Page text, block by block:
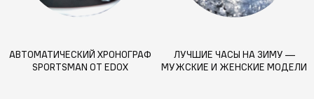
АВТОМАТИЧЕСКИЙ ХРОНОГРАФ
SPORTSMAN ОТ EDOX
ЛУЧШИЕ ЧАСЫ НА ЗИМУ —
МУЖСКИЕ И ЖЕНСКИЕ МОДЕЛИ